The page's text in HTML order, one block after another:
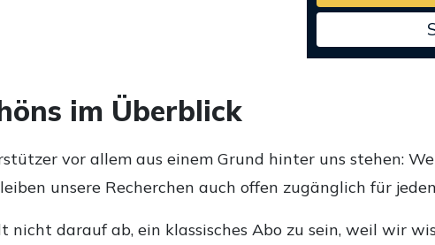
im Überblick
vor allem aus einem Grund hinter uns stehen:
unsere Recherchen auch offen zugänglich für
nicht darauf ab, ein klassisches Abo zu sein, weil wir